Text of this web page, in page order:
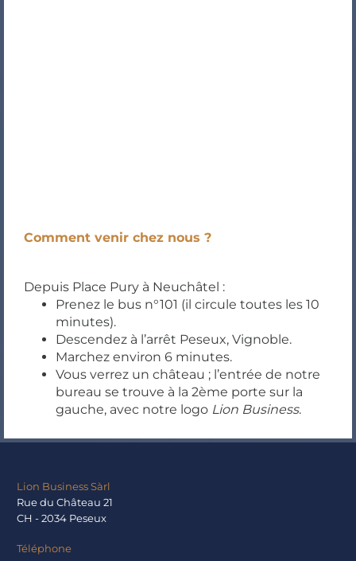
Comment venir chez nous ?
Depuis Place Pury à Neuchâtel :
Prenez le bus n°101 (il circule toutes les 10
minutes).
Descendez à l’arrêt Peseux, Vignoble.
Marchez environ 6 minutes.
Vous verrez un château ; l’entrée de notre
bureau se trouve à la 2ème porte sur la
gauche, avec notre logo Lion Business.
Lion Business Sàrl
Rue du Château 21
CH - 2034 Peseux
Téléphone